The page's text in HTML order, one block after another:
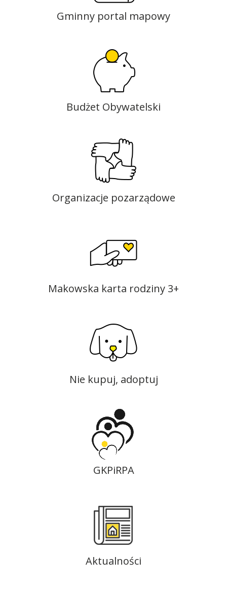
Gminny portal mapowy
Budżet Obywatelski
Organizacje pozarządowe
Makowska karta rodziny 3+
Nie kupuj, adoptuj
GKPiRPA
Aktualności